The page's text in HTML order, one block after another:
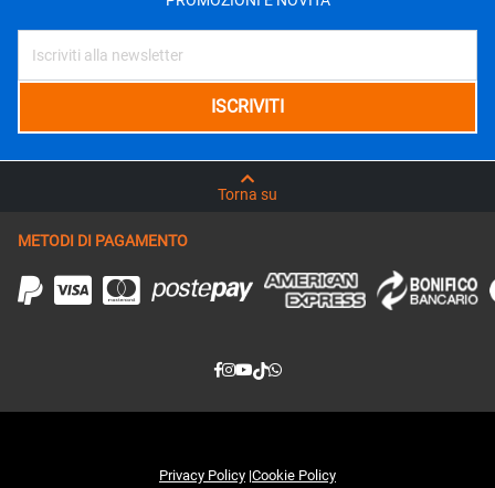
Torna su
METODI DI PAGAMENTO
Privacy Policy
Cookie Policy